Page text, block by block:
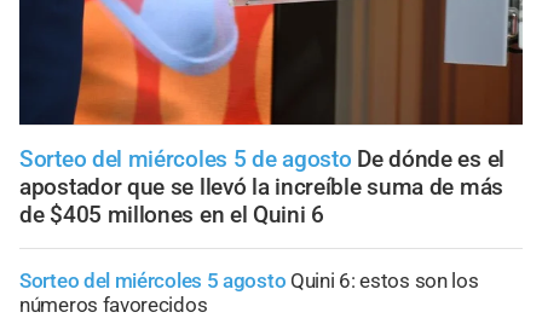
Sorteo del miércoles 5 de agosto De dónde es el
apostador que se llevó la increíble suma de más
de $405 millones en el Quini 6
Sorteo del miércoles 5 agosto Quini 6: estos son los
números favorecidos